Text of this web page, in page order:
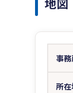
事
所